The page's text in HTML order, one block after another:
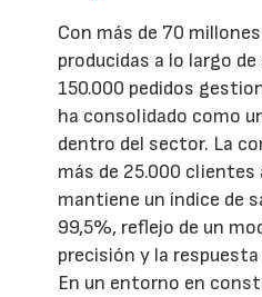
Con más de 70
producidas a lo largo
150.000 pedidos
ha consolidado como
dentro del sector. La
más de 25.000 clientes
mantiene un índice de
99,5%, reflejo de un
precisión y la respuesta
En un entorno en